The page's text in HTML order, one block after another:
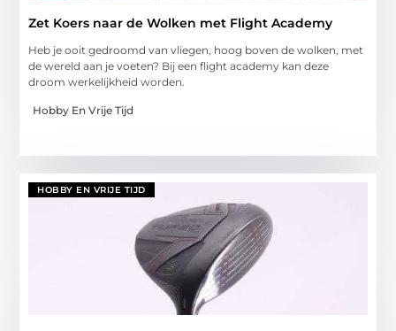
Zet Koers naar de Wolken met Flight Academy
Heb je ooit gedroomd van vliegen, hoog boven de wolken, met
de wereld aan je voeten? Bij een flight academy kan deze
droom werkelijkheid worden.
Hobby En Vrije Tijd
HOBBY EN VRIJE TIJD